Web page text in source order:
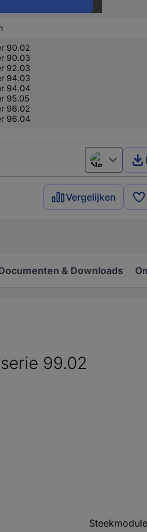
90.02
90.03
92.03
94.03
94.04
95.05
96.02
96.04
Nederlands
Vergelijken
& Downloads
99.02
Steekmodule